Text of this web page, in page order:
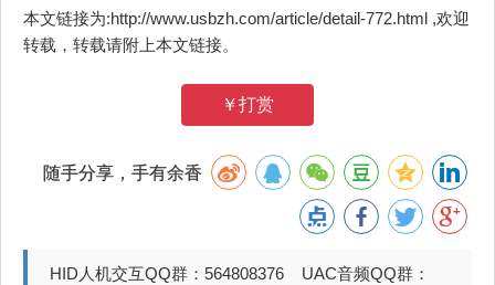
本文链接为:http://www.usbzh.com/article/detail-772.html ,欢迎
转载，转载请附上本文链接。
￥打赏
随手分享，手有余香
HID人机交互QQ群：564808376 UAC音频QQ群：